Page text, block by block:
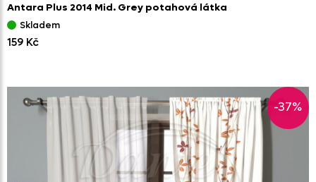
Antara Plus 2014 Mid. Grey potahová látka
Skladem
159 Kč
-37%